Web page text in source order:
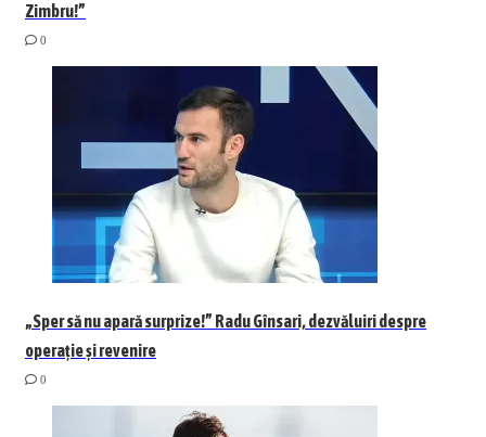
Zimbru!”
0
„Sper să nu apară surprize!” Radu Gînsari, dezvăluiri despre
operație și revenire
0